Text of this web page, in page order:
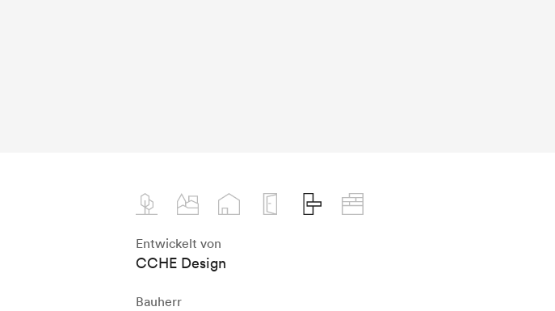
Entwickelt von
CCHE Design
Bauherr